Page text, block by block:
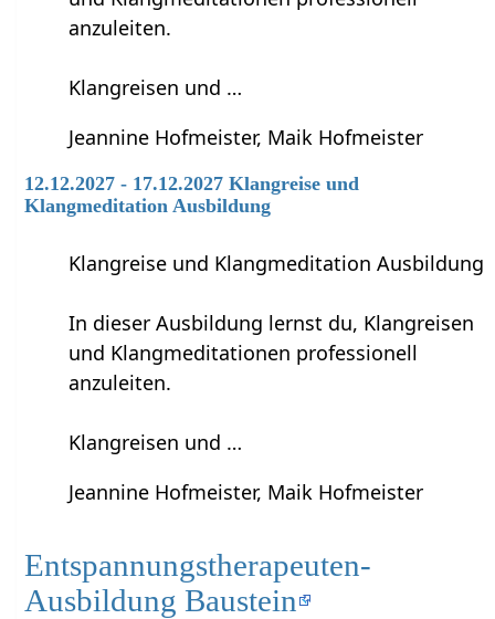
anzuleiten.
Klangreisen und …
Jeannine Hofmeister, Maik Hofmeister
12.12.2027 - 17.12.2027 Klangreise und
Klangmeditation Ausbildung
Klangreise und Klangmeditation Ausbildung
In dieser Ausbildung lernst du, Klangreisen
und Klangmeditationen professionell
anzuleiten.
Klangreisen und …
Jeannine Hofmeister, Maik Hofmeister
Entspannungstherapeuten-
Ausbildung Baustein